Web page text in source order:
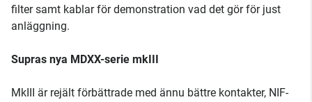
filter samt kablar för demonstration vad det gör för just
anläggning.
Supras nya MDXX-serie mkIII
MkIII är rejält förbättrade med ännu bättre kontakter, NIF-